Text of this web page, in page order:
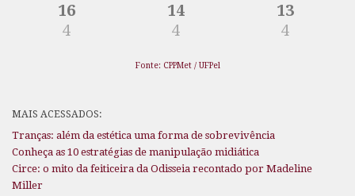
16
4
14
4
13
4
Fonte: CPPMet / UFPel
MAIS ACESSADOS:
Tranças: além da estética uma forma de sobrevivência
Conheça as 10 estratégias de manipulação midiática
Circe: o mito da feiticeira da Odisseia recontado por Madeline
Miller